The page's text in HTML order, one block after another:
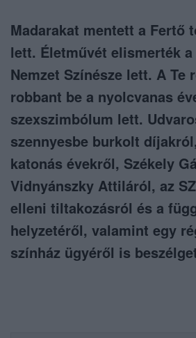
Madarakat mentett a Fertő
lett. Életművét elismerték
Nemzet Színésze lett. A Te
robbant be a nyolcvanas
szexszimbólum lett.
szennyesbe burkolt
katonás évekről, Székely
Vidnyánszky Attiláról, az
elleni tiltakozásról és a
helyzetéről, valamint egy
színház ügyéről is